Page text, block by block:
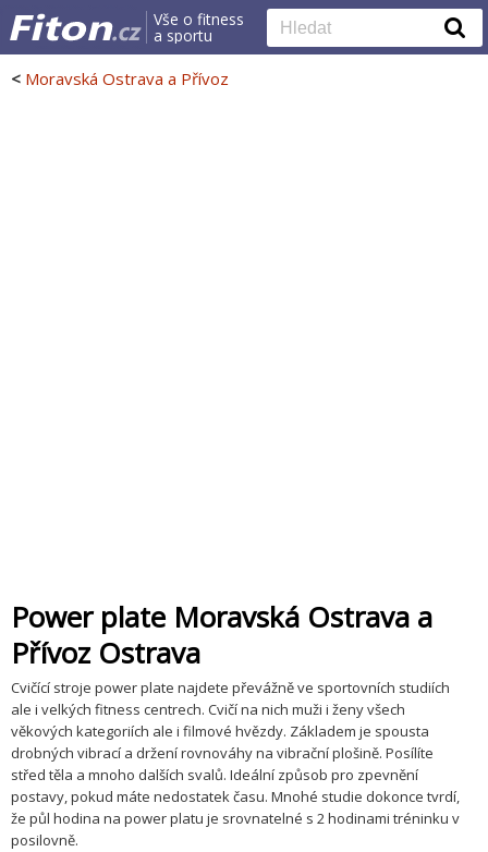
Vše o fitness
a sportu
< Moravská Ostrava a Přívoz
Power plate Moravská Ostrava a
Přívoz Ostrava
Cvičící stroje power plate najdete převážně ve sportovních studiích
ale i velkých fitness centrech. Cvičí na nich muži i ženy všech
věkových kategoriích ale i filmové hvězdy. Základem je spousta
drobných vibrací a držení rovnováhy na vibrační plošině. Posílíte
střed těla a mnoho dalších svalů. Ideální způsob pro zpevnění
postavy, pokud máte nedostatek času. Mnohé studie dokonce tvrdí,
že půl hodina na power platu je srovnatelné s 2 hodinami tréninku v
posilovně.